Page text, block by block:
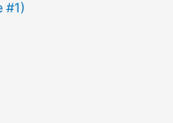
#1)